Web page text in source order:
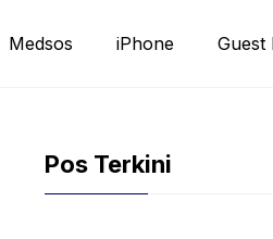
Medsos iPhone Guest
Pos Terkini